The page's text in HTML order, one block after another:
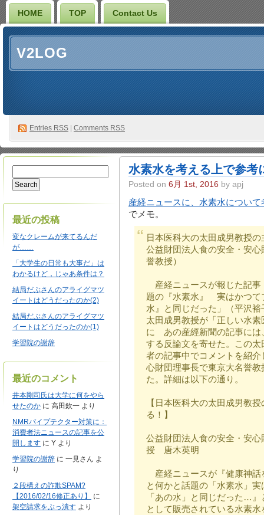
HOME TOP Contact Us
V2LOG
Entries RSS Comments RSS
最近の投稿
変なクレームが来てるんだ
が……
「大学生の日常も大事だ」は
わかるけど，じゃあ条件は？
結局だぶさんのアライグマツ
イートはどうだったのか(2)
結局だぶさんのアライグマツ
イートはどうだったのか(1)
学習院の謝辞
最近のコメント
井本剛司氏は大学に何をやら
せたのか に 高田欽一 より
NMRパイプテクター対策に：
消費者法ニュースの記事を公
開します に Y より
学習院の謝辞 に 一見さん よ
り
２段構えの詐欺SPAM?
【2016/02/16修正あり】
に
架空請求をぶっ潰す より
水素水を考える上で参考
Posted on 6月 1st, 2016 by apj
産経ニュースに、水素水につい
でメモ。
日本医科大の太田成男教授
公益財団法人食の安全・安
誉教授）
産経ニュースが報じた記事
題の『水素水』 実はかつて
水』と同じだった」（平沢
太田成男教授が「正しい水
に あの産經新聞の記事には
する反論文を寄せた。この
者の記事中でコメントを紹
心財団理事長で東京大名誉
た。詳細は以下の通り。
【日本医科大の太田成男教
る！】
公益財団法人食の安全・安
授 唐木英明
産経ニュースが『健康神話
と何かと話題の「水素水」
「あの水」と同じだった…
として販売されている水素